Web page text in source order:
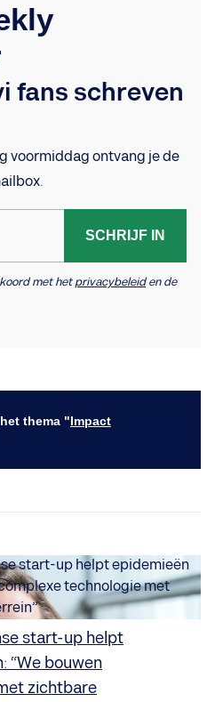
fans schreven
voormiddag ontvang je de
SCHRIJF IN
met hetprivacybeleiden de
thema "Impact
start-up helpt
“We bouwen
zichtbare